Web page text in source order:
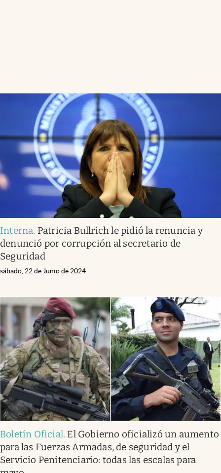
Interna. Patricia Bullrich le pidió la renuncia y
denunció por corrupción al secretario de
Seguridad
sábado, 22 de Junio de 2024
Boletín Oficial. El Gobierno oficializó un aumento
para las Fuerzas Armadas, de seguridad y el
Servicio Penitenciario: todas las escalas para